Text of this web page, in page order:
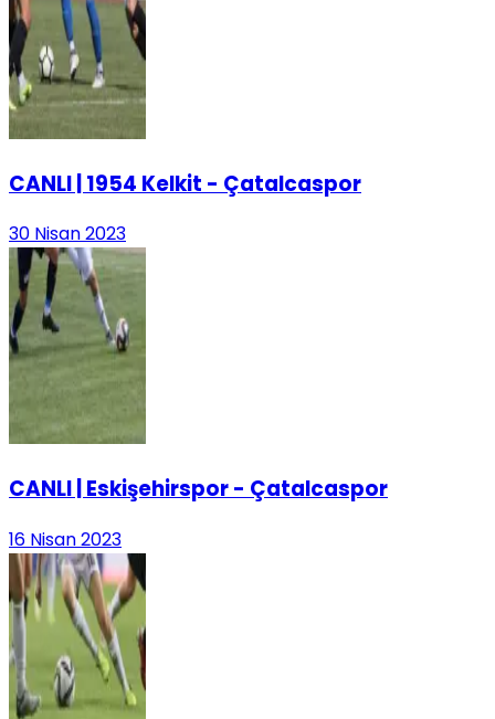
CANLI | 1954 Kelkit - Çatalcaspor
30 Nisan 2023
CANLI | Eskişehirspor - Çatalcaspor
16 Nisan 2023